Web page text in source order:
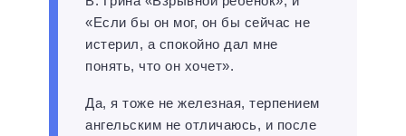
«Если бы он мог, он бы сейчас не
истерил, а спокойно дал мне
понять, что он хочет».
Да, я тоже не железная, терпением
ангельским не отличаюсь, и после